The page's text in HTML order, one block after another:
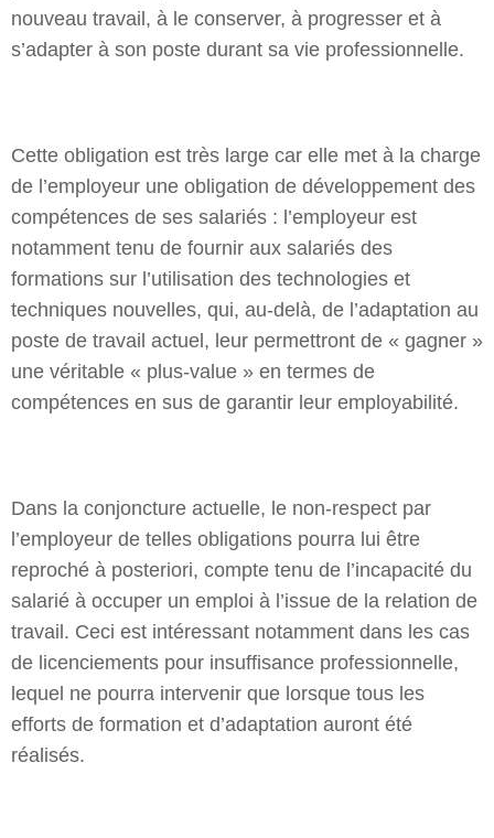
nouveau travail, à le conserver, à progresser et à
s’adapter à son poste durant sa vie professionnelle.
Cette obligation est très large car elle met à la charge
de l’employeur une obligation de développement des
compétences de ses salariés : l’employeur est
notamment tenu de fournir aux salariés des
formations sur l’utilisation des technologies et
techniques nouvelles, qui, au-delà, de l’adaptation au
poste de travail actuel, leur permettront de « gagner »
une véritable « plus-value » en termes de
compétences en sus de garantir leur employabilité.
Dans la conjoncture actuelle, le non-respect par
l’employeur de telles obligations pourra lui être
reproché à posteriori, compte tenu de l’incapacité du
salarié à occuper un emploi à l’issue de la relation de
travail. Ceci est intéressant notamment dans les cas
de licenciements pour insuffisance professionnelle,
lequel ne pourra intervenir que lorsque tous les
efforts de formation et d’adaptation auront été
réalisés.